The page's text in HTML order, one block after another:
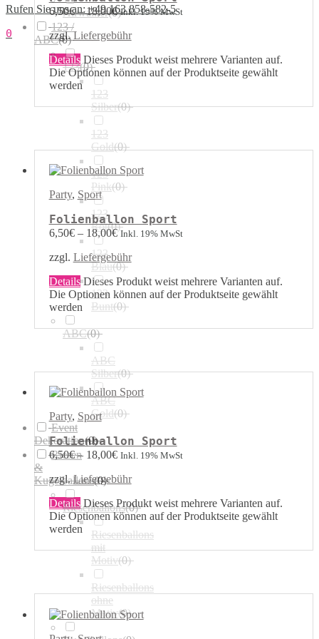
Rufen Sie uns an: +49 163 858-582-5
0
6,50€–18,00€ Inkl. 19% MwSt
zzgl.Liefergebühr
Details Dieses Produkt weist mehrere Varianten auf.
Die Optionen können auf der Produktseite gewählt
werden
Party, Sport
Folienballon Sport
6,50€– 18,00€ Inkl. 19% MwSt
zzgl. Liefergebühr
Details Dieses Produkt weist mehrere Varianten auf.
Die Optionen können auf der Produktseite gewählt
werden
Party, Sport
Folienballon Sport
6,50€– 18,00€ Inkl. 19% MwSt
zzgl.Liefergebühr
Details Dieses Produkt weist mehrere Varianten auf.
Die Optionen können auf der Produktseite gewählt
werden
Airwalker(0)
123 /
ABC(0)
123(0)
123
Silber(0)
123
Gold(0)
123
Pink(0)
123
Rot(0)
123
Blau(0)
123
Bunt(0)
ABC(0)
ABC
Silber(0)
ABC
Gold(0)
Event
Dekoration(0)
Riesen
&
Kugelballons(0)
Riesenballons(0)
Riesenballons
mit
Motiv(0)
Riesenballons
ohne
Motiv(0)